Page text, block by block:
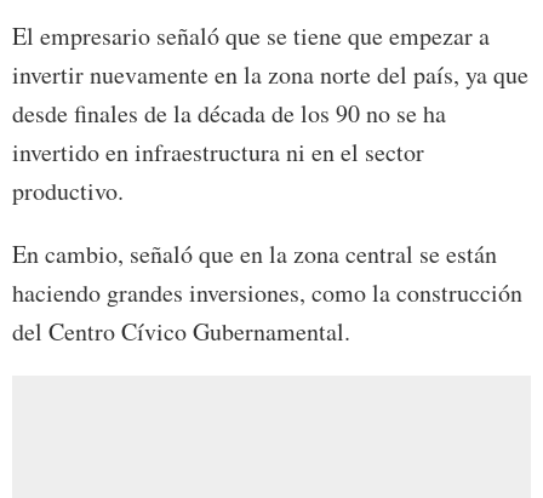
El empresario señaló que se tiene que empezar a
invertir nuevamente en la zona norte del país, ya que
desde finales de la década de los 90 no se ha
invertido en infraestructura ni en el sector
productivo.
En cambio, señaló que en la zona central se están
haciendo grandes inversiones, como la construcción
del Centro Cívico Gubernamental.